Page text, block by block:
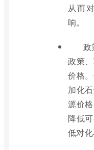
从而
响。
政
政策
价格
加化
源价
降低
低对化